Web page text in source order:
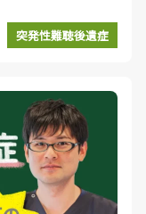
突発性難聴後遺症